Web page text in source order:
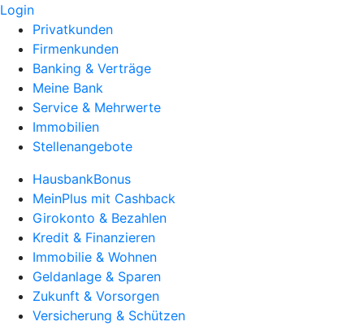
Login
Privatkunden
Firmenkunden
Banking & Verträge
Meine Bank
Service & Mehrwerte
Immobilien
Stellenangebote
HausbankBonus
MeinPlus mit Cashback
Girokonto & Bezahlen
Kredit & Finanzieren
Immobilie & Wohnen
Geldanlage & Sparen
Zukunft & Vorsorgen
Versicherung & Schützen